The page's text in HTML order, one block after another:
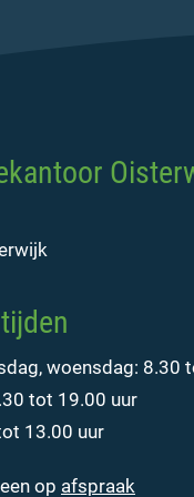
woensdag: 8.30
tot 19.00 uur
13.00 uur
op afspraak